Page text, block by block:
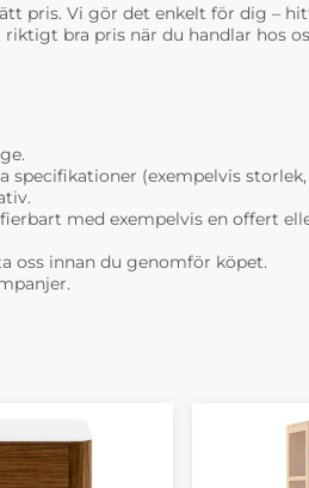
pris. Vi gör det enkelt för dig –
bra pris när du handlar hos
specifikationer (exempelvis
med exempelvis en offert
oss innan du genomför köpet.